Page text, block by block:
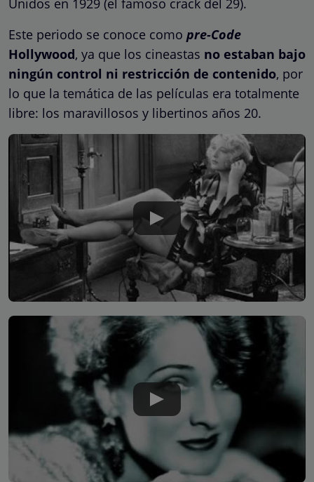
Unidos en 1929 (el famoso crack del 29).
Este periodo se conoce como pre-Code
Hollywood, ya que los cineastas no estaban bajo
ningún control ni restricción de contenido, por
lo que la temática de las películas era totalmente
libre: los maravillosos y libertinos años 20.